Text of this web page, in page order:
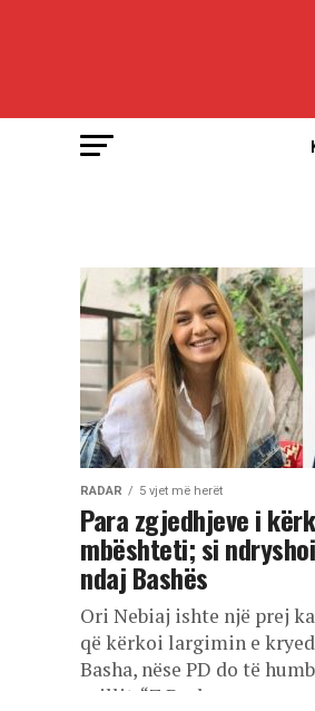
RADAR 5 vjet më herët
Para zgjedhjeve i
mbështeti; si
ndaj Bashës
Ori Nebiaj ishte një prej
që kërkoi largimin e
Basha, nëse PD do të
prillit. “Z.Basha, ne...